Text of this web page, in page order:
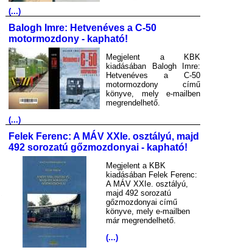
(...)
Balogh Imre: Hetvenéves a C-50
motormozdony - kapható!
Megjelent a KBK
kiadásában Balogh Imre:
Hetvenéves a C-50
motormozdony című
könyve, mely e-mailben
megrendelhető.
(...)
Felek Ferenc: A MÁV XXIe. osztályú, majd
492 sorozatú gőzmozdonyai - kapható!
Megjelent a KBK
kiadásában Felek Ferenc:
A MÁV XXIe. osztályú,
majd 492 sorozatú
gőzmozdonyai című
könyve, mely e-mailben
már megrendelhető.
(...)